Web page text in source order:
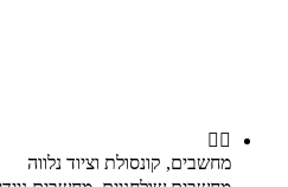
 
מחשבים, קונסולת וציוד נלווה